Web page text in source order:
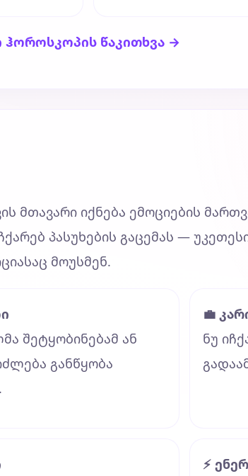
წაკითხვა →
მთავარი იქნება ემოციების
პასუხების გაცემას —
მოუსმენ.
შეტყობინებამ ან
განწყობა
💼
ნუ
⚡